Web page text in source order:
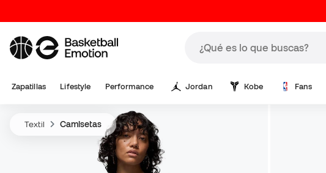
Zapatillas Lifestyle Performance Jordan Kobe Fans
Textil Camisetas